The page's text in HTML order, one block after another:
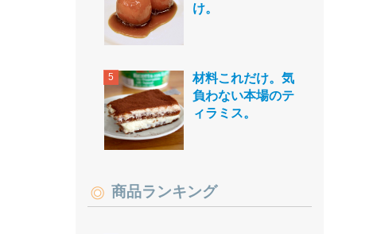
け。
材料これだけ。気
負わない本場のテ
ィラミス。
商品ランキング